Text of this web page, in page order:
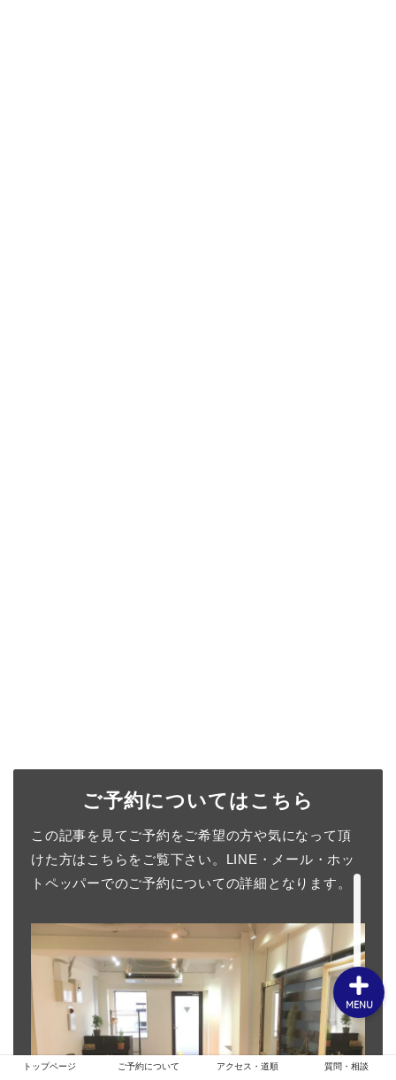
ご予約についてはこちら
この記事を見てご予約をご希望の方や気になって頂
けた方はこちらをご覧下さい。LINE・メール・ホッ
トペッパーでのご予約についての詳細となります。
トップページ ご予約について アクセス・道順 質問・相談
MENU
お客様スタイル
ご予約について